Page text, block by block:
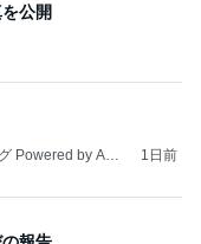
公開
Powered by Ame
1日前